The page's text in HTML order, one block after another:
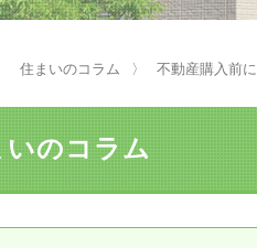
ト はじ
売却
・消費税について
は
住まいのコラム 不動産購入前
いのコラム